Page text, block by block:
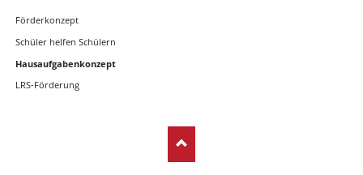
Förderkonzept
Schüler helfen Schülern
Hausaufgabenkonzept
LRS-Förderung